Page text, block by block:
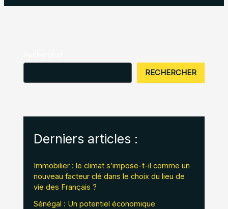
RECHERCHER
Derniers articles :
Immobilier : le climat s’impose-t-il comme un
nouveau facteur clé dans le choix du lieu de
vie des Français ?
Sénégal : Un potentiel économique